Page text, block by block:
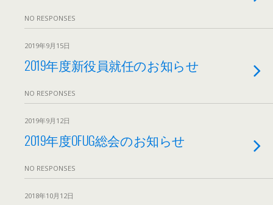
NO RESPONSES
2019年9月15日
2019年度新役員就任のお知らせ
NO RESPONSES
2019年9月12日
2019年度OFUG総会のお知らせ
NO RESPONSES
2018年10月12日